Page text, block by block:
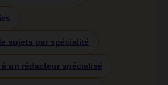
sujets par spécialité
à un rédacteur spécialisé